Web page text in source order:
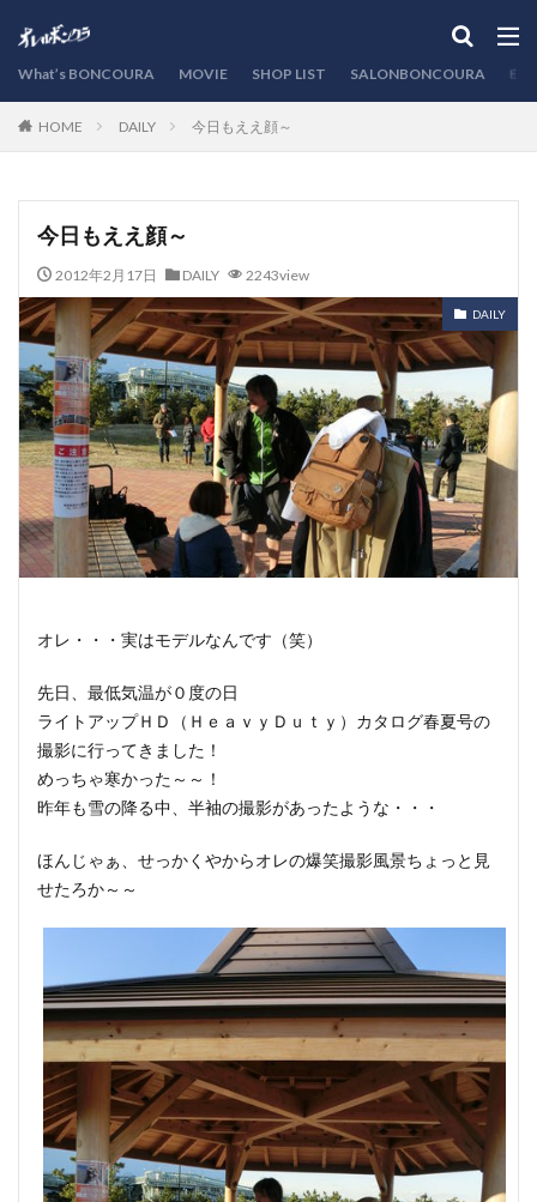
What’s BONCOURA MOVIE SHOP LIST SALONBONCOURA
HOME DAILY 今日もええ顔～
今日もええ顔～
2012年2月17日 DAILY 2243view
DAILY
オレ・・・実はモデルなんです（笑）
先日、最低気温が０度の日
ライトアップＨＤ（ＨｅａｖｙＤｕｔｙ）カタログ春夏号の
撮影に行ってきました！
めっちゃ寒かった～～！
昨年も雪の降る中、半袖の撮影があったような・・・
ほんじゃぁ、せっかくやからオレの爆笑撮影風景ちょっと見
せたろか～～
カテゴリー
検索